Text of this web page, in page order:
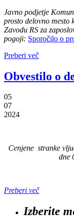
Javno podjetje
prosto delovno mesto
Zavodu RS za
pogoji: Sporočilo o
Preberi več
Obvestilo o
05
07
2024
Cenjene stranke
dne
Preberi več
Izberite